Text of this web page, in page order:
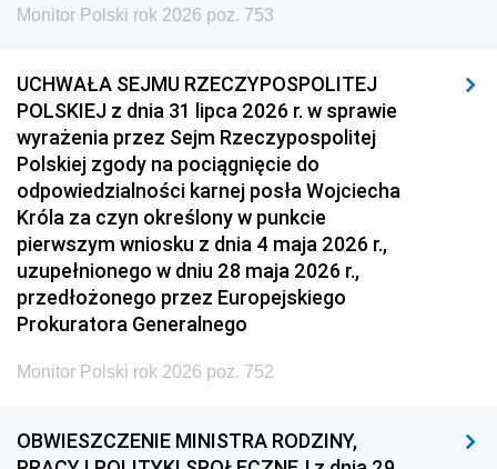
Monitor Polski rok 2026 poz. 753
UCHWAŁA SEJMU RZECZYPOSPOLITEJ
POLSKIEJ z dnia 31 lipca 2026 r. w sprawie
wyrażenia przez Sejm Rzeczypospolitej
Polskiej zgody na pociągnięcie do
odpowiedzialności karnej posła Wojciecha
Króla za czyn określony w punkcie
pierwszym wniosku z dnia 4 maja 2026 r.,
uzupełnionego w dniu 28 maja 2026 r.,
przedłożonego przez Europejskiego
Prokuratora Generalnego
Monitor Polski rok 2026 poz. 752
OBWIESZCZENIE MINISTRA RODZINY,